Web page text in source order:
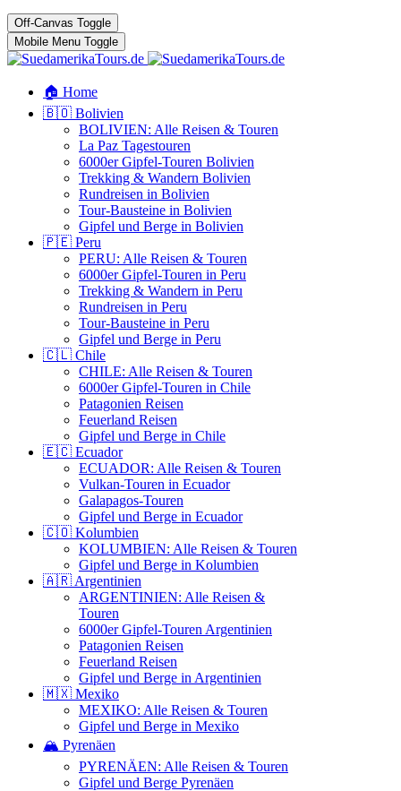
Off-Canvas Toggle
Mobile Menu Toggle
🏠 Home
🇧🇴 Bolivien
BOLIVIEN: Alle Reisen & Touren
La Paz Tagestouren
6000er Gipfel-Touren Bolivien
Trekking & Wandern Bolivien
Rundreisen in Bolivien
Tour-Bausteine in Bolivien
Gipfel und Berge in Bolivien
🇵🇪 Peru
PERU: Alle Reisen & Touren
6000er Gipfel-Touren in Peru
Trekking & Wandern in Peru
Rundreisen in Peru
Tour-Bausteine in Peru
Gipfel und Berge in Peru
🇨🇱 Chile
CHILE: Alle Reisen & Touren
6000er Gipfel-Touren in Chile
Patagonien Reisen
Feuerland Reisen
Gipfel und Berge in Chile
🇪🇨 Ecuador
ECUADOR: Alle Reisen & Touren
Vulkan-Touren in Ecuador
Galapagos-Touren
Gipfel und Berge in Ecuador
🇨🇴 Kolumbien
KOLUMBIEN: Alle Reisen & Touren
Gipfel und Berge in Kolumbien
🇦🇷 Argentinien
ARGENTINIEN: Alle Reisen &
Touren
6000er Gipfel-Touren Argentinien
Patagonien Reisen
Feuerland Reisen
Gipfel und Berge in Argentinien
🇲🇽 Mexiko
MEXIKO: Alle Reisen & Touren
Gipfel und Berge in Mexiko
🏔️ Pyrenäen
PYRENÄEN: Alle Reisen & Touren
Gipfel und Berge Pyrenäen